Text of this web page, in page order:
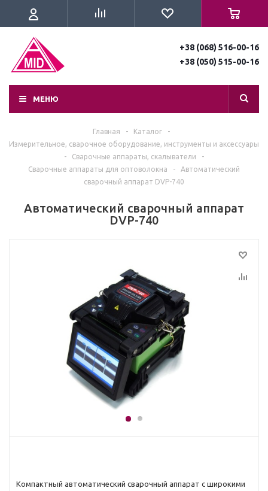
+38 (068) 516-00-16
+38 (050) 515-00-16
МЕНЮ
Главная - Каталог
-
Измерительное, сварочное оборудование, инструменты и аксессуары
-
Сварочные аппараты, скалыватели
-
Сварочные аппараты для оптоволокна
-
Автоматический
сварочный аппарат DVP-740
Автоматический сварочный аппарат
DVP-740
Компактный автоматический сварочный аппарат c широкими